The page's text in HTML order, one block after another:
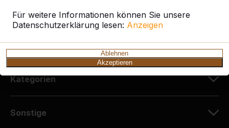
Für weitere Informationen können Sie unsere
Datenschutzerklärung lesen: Anzeigen
Ablehnen
Akzeptieren
Kundenservice
Kategorien
Sonstige